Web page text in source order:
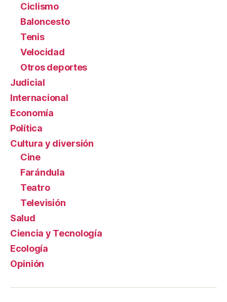
Ciclismo
Baloncesto
Tenis
Velocidad
Otros deportes
Judicial
Internacional
Economía
Política
Cultura y diversión
Cine
Farándula
Teatro
Televisión
Salud
Ciencia y Tecnología
Ecología
Opinión